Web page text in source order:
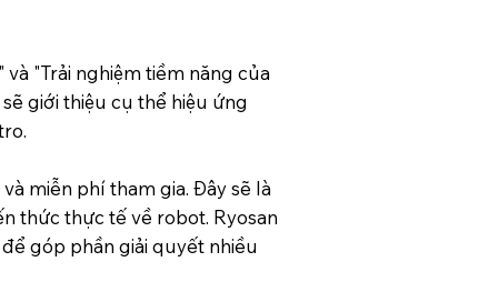
"Trải nghiệm tiềm năng của
giới thiệu cụ thể hiệu ứng
miễn phí tham gia. Đây sẽ là
​​thức thực tế về robot. Ryosan
góp phần giải quyết nhiều